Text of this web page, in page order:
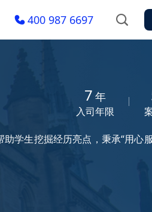
400 987 6697
7 年
入司年限
学生挖掘经历亮点，秉承“用心